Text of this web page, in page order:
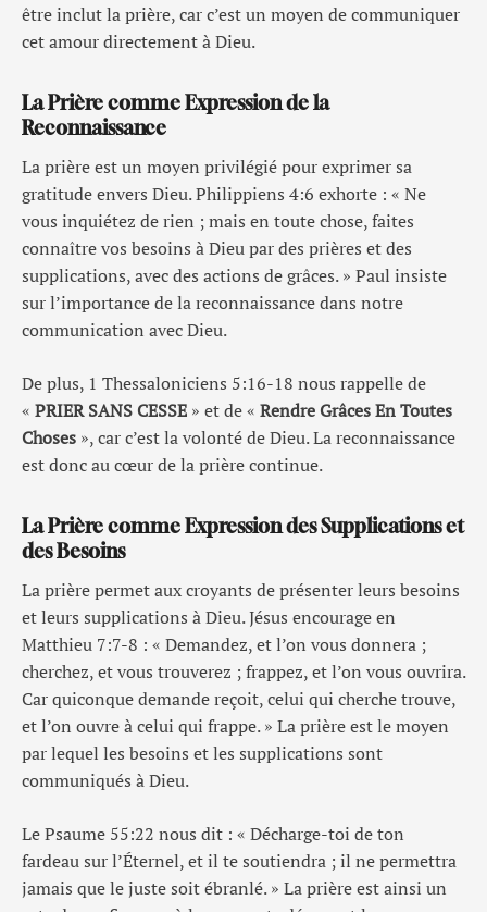
être inclut la prière, car c’est un moyen de communiquer
cet amour directement à Dieu.
La Prière comme Expression de la
Reconnaissance
La prière est un moyen privilégié pour exprimer sa
gratitude envers Dieu. Philippiens 4:6 exhorte : « Ne
vous inquiétez de rien ; mais en toute chose, faites
connaître vos besoins à Dieu par des prières et des
supplications, avec des actions de grâces. » Paul insiste
sur l’importance de la reconnaissance dans notre
communication avec Dieu.
De plus, 1 Thessaloniciens 5:16-18 nous rappelle de
« PRIER SANS CESSE » et de « Rendre Grâces En Toutes
Choses », car c’est la volonté de Dieu. La reconnaissance
est donc au cœur de la prière continue.
La Prière comme Expression des Supplications et
des Besoins
La prière permet aux croyants de présenter leurs besoins
et leurs supplications à Dieu. Jésus encourage en
Matthieu 7:7-8 : « Demandez, et l’on vous donnera ;
cherchez, et vous trouverez ; frappez, et l’on vous ouvrira.
Car quiconque demande reçoit, celui qui cherche trouve,
et l’on ouvre à celui qui frappe. » La prière est le moyen
par lequel les besoins et les supplications sont
communiqués à Dieu.
Le Psaume 55:22 nous dit : « Décharge-toi de ton
fardeau sur l’Éternel, et il te soutiendra ; il ne permettra
jamais que le juste soit ébranlé. » La prière est ainsi un